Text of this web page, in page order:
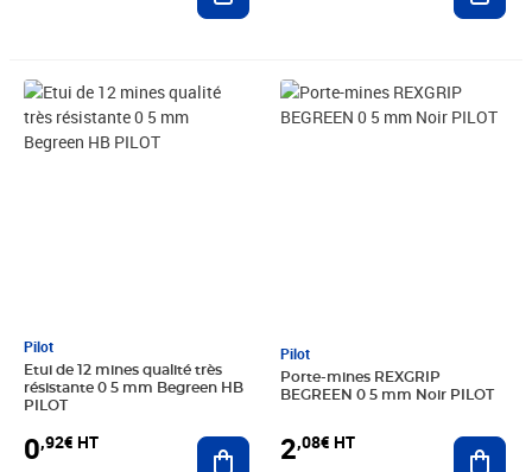
Pilot
Etui de 12 mines qualité très
résistante 0 5 mm Begreen HB
PILOT
0,92€ HT
Prix 0,92€ HT
Ajouter au panier
Pilot
Porte-mines REXGRIP
BEGREEN 0 5 mm Noir PILOT
2,08€ HT
Prix 2,08€ HT